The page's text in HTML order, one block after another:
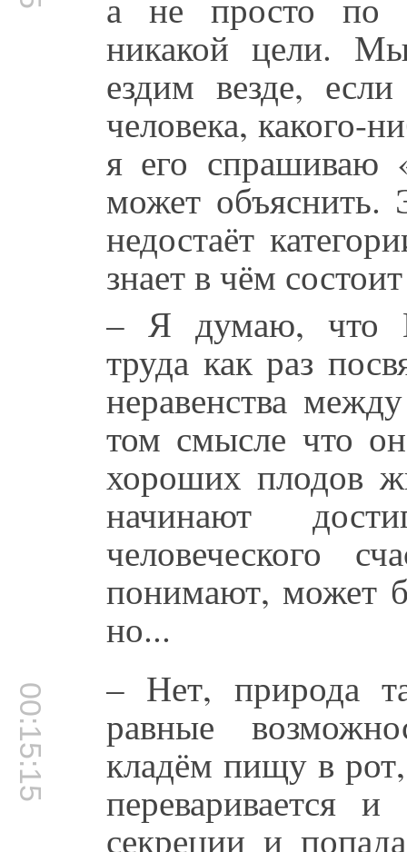
никакой цели.
ездим везде,
человека, какого-
я его спрашиваю
может объяснить.
недостаёт
знает в чём
– Я думаю, что
труда как раз
неравенства
том смысле что
хороших плодов
начинают
человеческого
понимают, может
но...
00:15:15 – Нет, природа
равные
кладём пищу в
переваривается
секреции и